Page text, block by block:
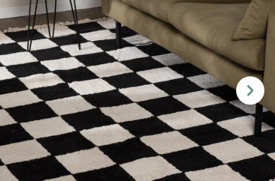
Rood Geel Rood